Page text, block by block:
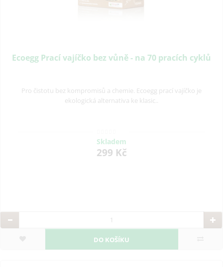
Ecoegg Prací vajíčko bez vůně - na 70 pracích cyklů
Pro čistotu bez kompromisů a chemie. Ecoegg prací vajíčko je
ekologická alternativa ke klasic..
Skladem
299 Kč
DO KOŠÍKU